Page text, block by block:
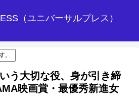
（ユニバーサルプレス）
。
う大切な役、身が引き締
映画賞・最優秀新進女